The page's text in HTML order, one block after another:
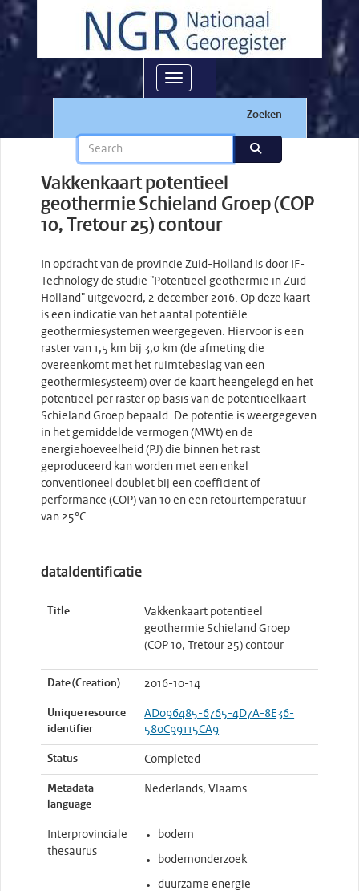
Toggle navigation
Zoeken
Vakkenkaart potentieel
geothermie Schieland Groep (COP
10, Tretour 25) contour
In opdracht van de provincie Zuid-Holland is door IF-
Technology de studie "Potentieel geothermie in Zuid-
Holland" uitgevoerd, 2 december 2016. Op deze kaart
is een indicatie van het aantal potentiële
geothermiesystemen weergegeven. Hiervoor is een
raster van 1,5 km bij 3,0 km (de afmeting die
overeenkomt met het ruimtebeslag van een
geothermiesysteem) over de kaart heengelegd en het
potentieel per raster op basis van de potentieelkaart
Schieland Groep bepaald. De potentie is weergegeven
in het gemiddelde vermogen (MWt) en de
energiehoeveelheid (PJ) die binnen het rast
geproduceerd kan worden met een enkel
conventioneel doublet bij een coefficient of
performance (COP) van 10 en een retourtemperatuur
van 25°C.
dataIdentificatie
Title
Vakkenkaart potentieel
geothermie Schieland Groep
(COP 10, Tretour 25) contour
Date (Creation) 2016-10-14
Unique resource
identifier
AD096485-6765-4D7A-8E36-
580C99115CA9
Status Completed
Metadata
language
Nederlands; Vlaams
Interprovinciale
thesaurus
bodem
bodemonderzoek
duurzame energie